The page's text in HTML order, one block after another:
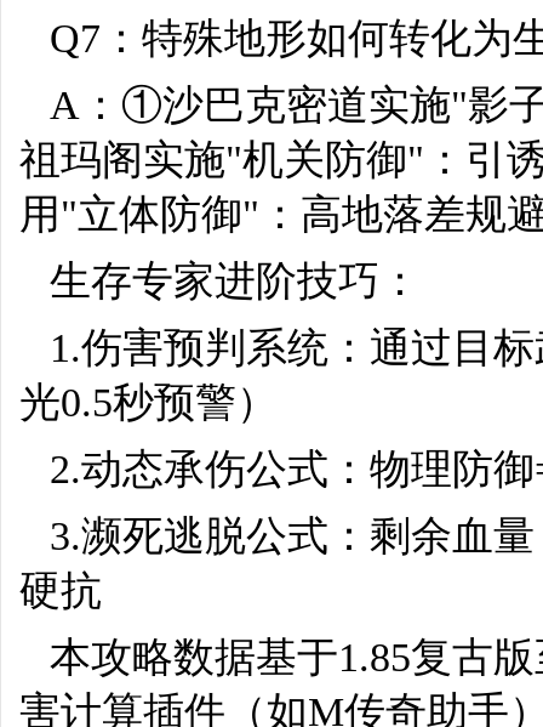
Q7：特殊地形如何转化为
A：①沙巴克密道实施"影
祖玛阁实施"机关防御"：引
用"立体防御"：高地落差规
生存专家进阶技巧：
1.伤害预判系统：通过目
光0.5秒预警）
2.动态承伤公式：物理防
3.濒死逃脱公式：剩余血
硬抗
本攻略数据基于1.85复古
害计算插件（如M传奇助手